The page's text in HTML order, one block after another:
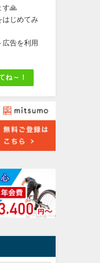
す🙏
はじめてみ
告を利用
ね～！